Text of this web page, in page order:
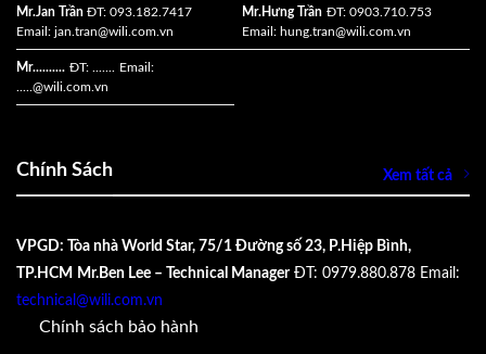
Mr.Jan Trần ĐT: 093.182.7417
Email: jan.tran@wili.com.vn
Mr.Hưng Trần ĐT: 0903.710.753
Email: hung.tran@wili.com.vn
Mr.......... ĐT: ....... Email:
.....@wili.com.vn
Chính Sách Xem tất cả
VPGD: Tòa nhà World Star, 75/1 Đường số 23, P.Hiệp Bình,
TP.HCM Mr.Ben Lee – Technical Manager ĐT: 0979.880.878 Email:
technical@wili.com.vn
Chính sách bảo hành